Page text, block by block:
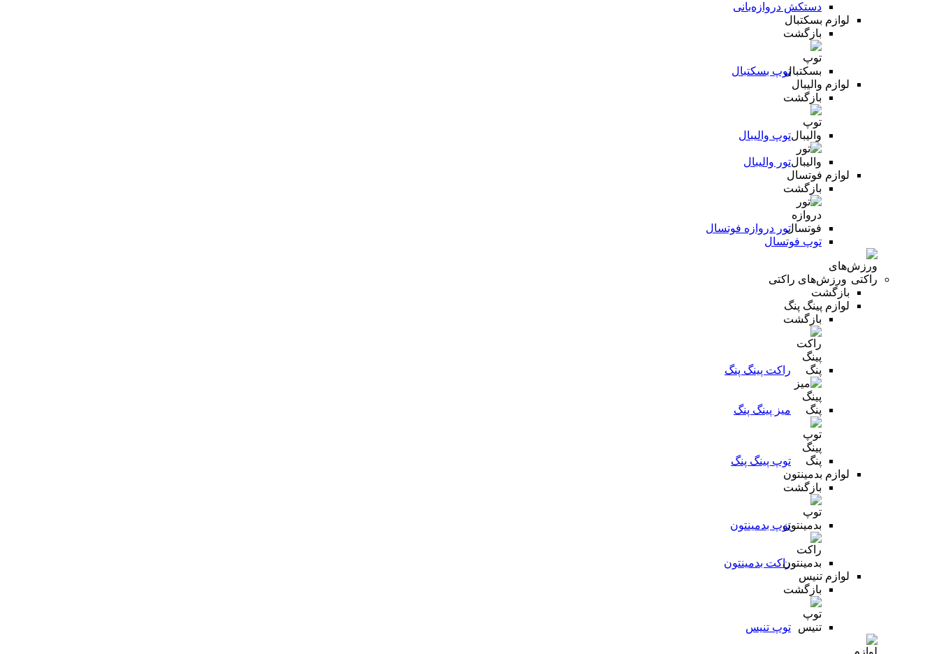
دستکش دروازه‌بانی
لوازم بسکتبال
بازگشت
توپ بسکتبال
لوازم والیبال
بازگشت
توپ والیبال
تور والیبال
لوازم فوتسال
بازگشت
تور دروازه فوتسال
توپ فوتسال
ورزش‌های راکتی
بازگشت
لوازم پینگ پنگ
بازگشت
راکت پینگ پنگ
میز پینگ پنگ
توپ پینگ پنگ
لوازم بدمینتون
بازگشت
توپ بدمینتون
راکت بدمینتون
لوازم تنیس
بازگشت
توپ تنیس